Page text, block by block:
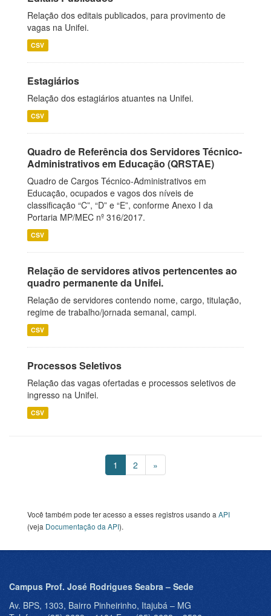
Relação dos editais publicados, para provimento de
vagas na Unifei.
CSV
Estagiários
Relação dos estagiários atuantes na Unifei.
CSV
Quadro de Referência dos Servidores Técnico-
Administrativos em Educação (QRSTAE)
Quadro de Cargos Técnico-Administrativos em
Educação, ocupados e vagos dos níveis de
classificação “C”, “D” e “E”, conforme Anexo I da
Portaria MP/MEC nº 316/2017.
CSV
Relação de servidores ativos pertencentes ao
quadro permanente da Unifei.
Relação de servidores contendo nome, cargo, titulação,
regime de trabalho/jornada semanal, campi.
CSV
Processos Seletivos
Relação das vagas ofertadas e processos seletivos de
ingresso na Unifei.
CSV
1 2 »
Você também pode ter acesso a esses registros usando a API
(veja Documentação da API).
Campus Prof. José Rodrigues Seabra – Sede
Av. BPS, 1303, Bairro Pinheirinho, Itajubá – MG